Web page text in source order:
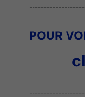
POUR